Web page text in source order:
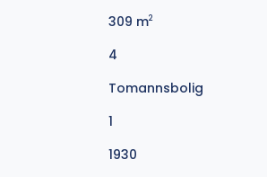
309 m2
4
Tomannsbolig
1
1930